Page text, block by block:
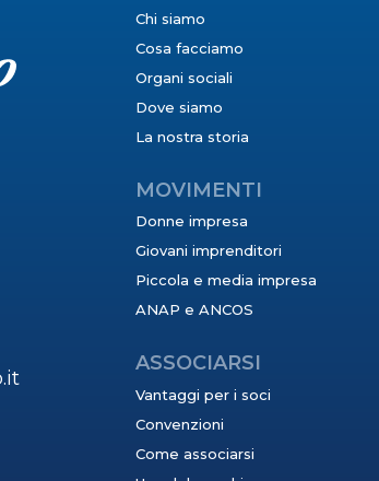
Chi siamo
Cosa facciamo
Organi sociali
Dove siamo
La nostra storia
MOVIMENTI
Donne impresa
Giovani imprenditori
Piccola e media impresa
ANAP e ANCOS
ASSOCIARSI
Vantaggi per i soci
Convenzioni
Come associarsi